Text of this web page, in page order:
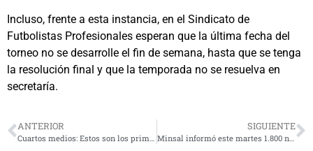
Incluso, frente a esta instancia, en el Sindicato de
Futbolistas Profesionales esperan que la última fecha del
torneo no se desarrolle el fin de semana, hasta que se tenga
la resolución final y que la temporada no se resuelva en
secretaría.
ANTERIOR SIGUIENTE